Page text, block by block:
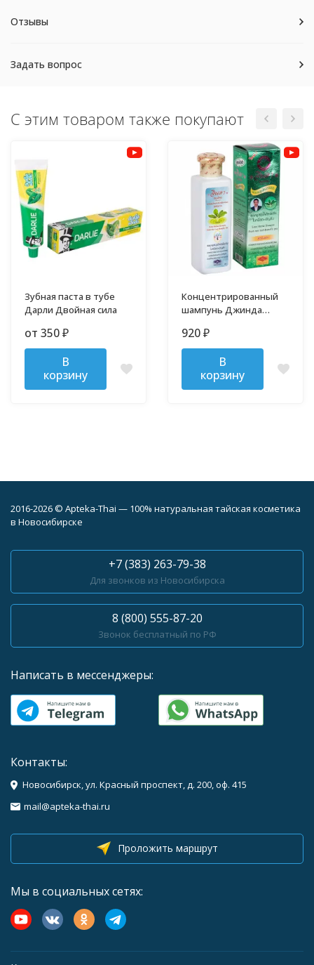
Отзывы
Задать вопрос
С этим товаром также покупают
Зубная паста в тубе
Дарли Двойная сила
от 350 ₽
В
корзину
Концентрированный
шампунь Джинда
выпадения волос 250
мл
920 ₽
В
корзину
2016-2026 © Apteka-Thai — 100% натуральная тайская косметика
в Новосибирске
+7 (383) 263-79-38
Для звонков из Новосибирска
8 (800) 555-87-20
Звонок бесплатный по РФ
Написать в мессенджеры:
Контакты:
Новосибирск, ул. Красный проспект, д. 200, оф. 415
mail@apteka-thai.ru
Проложить маршрут
Мы в социальных сетях: